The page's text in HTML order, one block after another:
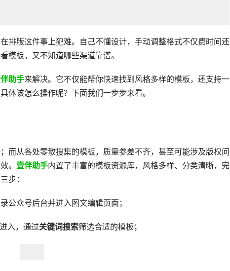
排版这件事上犯难。自己不懂设计，手动调整格式不仅费时间还
模板，又不知道哪些渠道靠谱。
助手来解决。它不仅能帮你快速找到风格多样的模板，还支持一
体该怎么操作呢？下面我们一步步来看。
而从各处零散搜集的模板，质量参差不齐，甚至可能涉及版权问
。 壹伴助手内置了丰富的模板资源库，风格多样、分类清晰，完
步：
公众号后台并进入图文编辑页面；
进入，通过关键词搜索筛选合适的模板；